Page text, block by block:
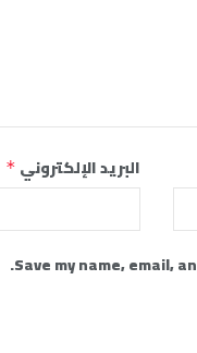
البريد الإلكتروني *
Save my name, email,